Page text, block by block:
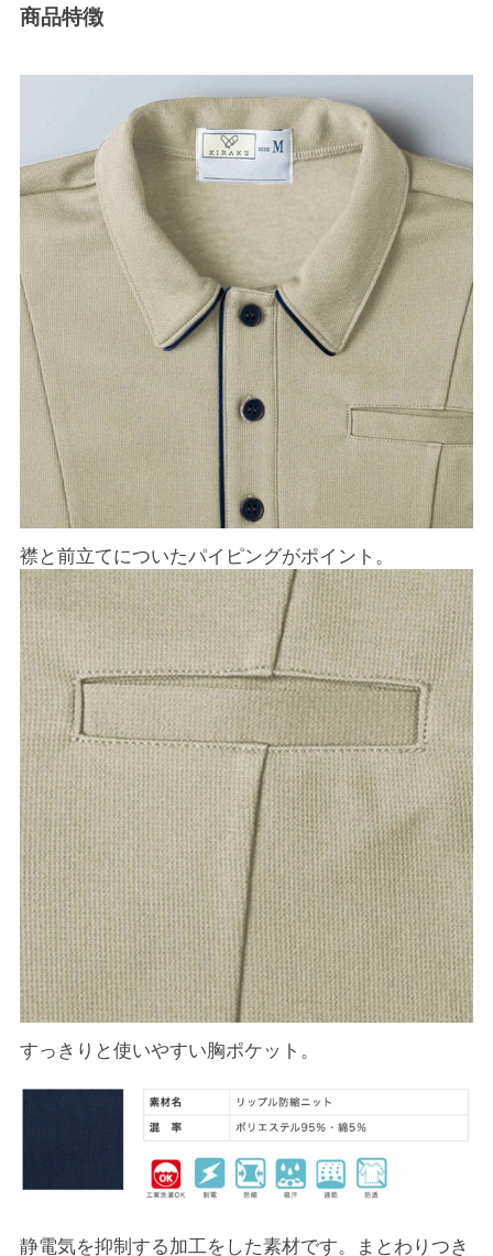
商品特徴
襟と前立てについたパイピングがポイント。
すっきりと使いやすい胸ポケット。
静電気を抑制する加工をした素材です。まとわりつき